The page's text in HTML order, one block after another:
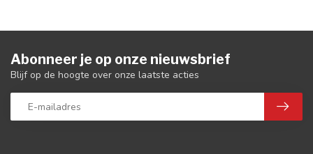
Abonneer je op onze nieuwsbrief
Blijf op de hoogte over onze laatste acties